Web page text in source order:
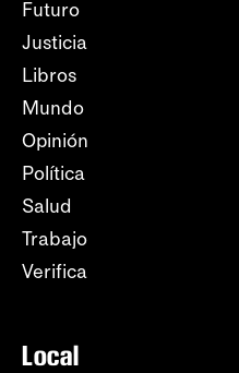
Futuro
Justicia
Libros
Mundo
Opinión
Política
Salud
Trabajo
Verifica
Local